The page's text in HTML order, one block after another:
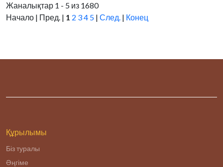
политологии и
религиоведения
информационному
вопросам
Жаналықтар 1 - 5 из 1680
Начало | Пред. | 1 2 34 5 | След. | Конец
Құрылымы
Біз туралы
Әңгіме